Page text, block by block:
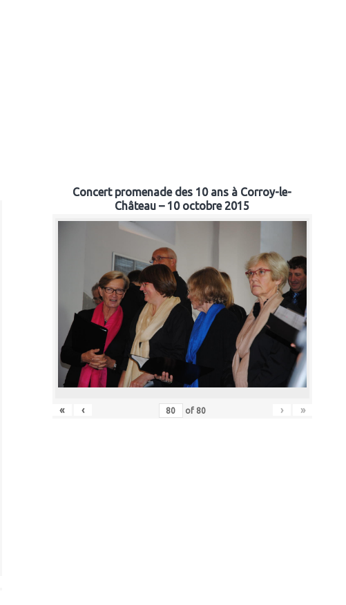
Concert promenade des 10 ans à Corroy-le-
Château – 10 octobre 2015
« ‹ of 80 › »